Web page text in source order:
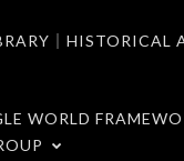
｜HISTORICAL
WORLD